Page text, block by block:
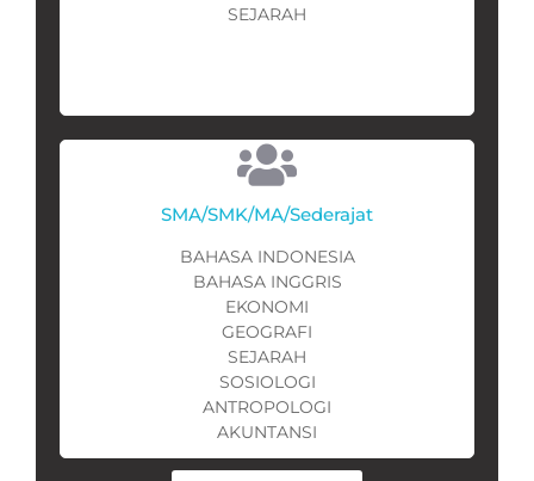
SEJARAH
SMA/SMK/MA/Sederajat
BAHASA INDONESIA
BAHASA INGGRIS
EKONOMI
GEOGRAFI
SEJARAH
SOSIOLOGI
ANTROPOLOGI
AKUNTANSI